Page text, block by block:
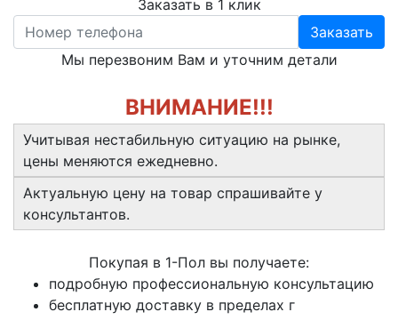
Заказать в 1 клик
Заказать
Мы перезвоним Вам и уточним детали
ВНИМАНИЕ!!!
Учитывая нестабильную ситуацию на рынке,
цены меняются ежедневно.
Актуальную цену на товар спрашивайте у
консультантов.
Покупая в 1-Пол вы получаете:
подробную профессиональную консультацию
бесплатную доставку в пределах г